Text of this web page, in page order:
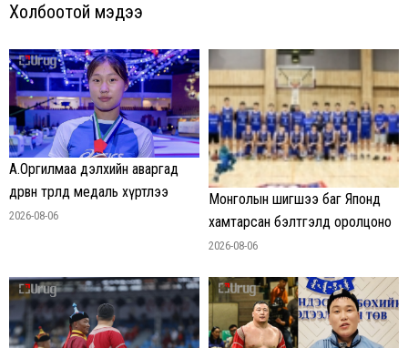
Холбоотой мэдээ
А.Оргилмаа дэлхийн аваргад
дөрвөн төрөлд медаль хүртлээ
2026-08-06
Монголын шигшээ баг Японд
хамтарсан бэлтгэлд оролцоно
2026-08-06